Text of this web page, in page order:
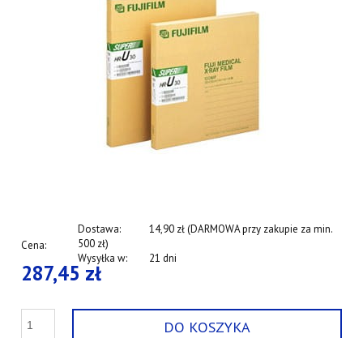
Dostawa:
14,90 zł (DARMOWA przy zakupie za min.
500 zł)
Wysyłka w:
21 dni
Cena:
287,45 zł
DO KOSZYKA